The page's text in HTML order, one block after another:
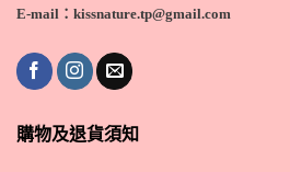
E-mail：kissnature.tp@gmail.com
購物及退貨須知